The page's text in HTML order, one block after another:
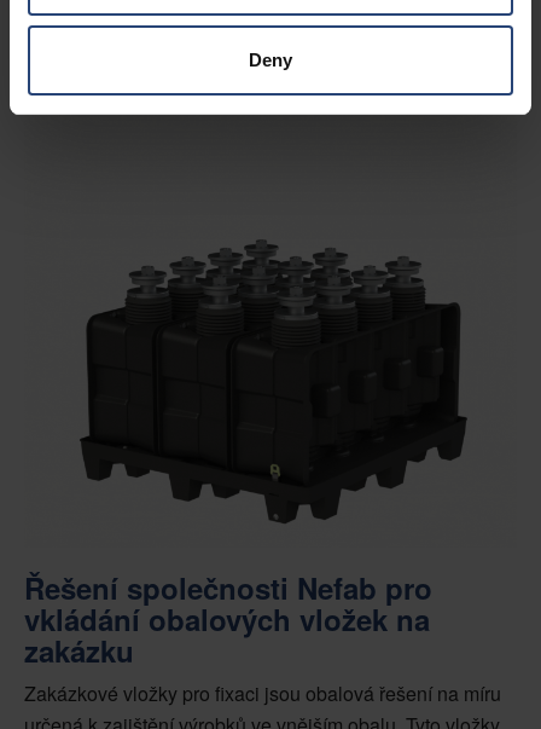
Deny
Řešení společnosti Nefab pro
vkládání obalových vložek na
zakázku
Zakázkové vložky pro fixaci jsou obalová řešení na míru